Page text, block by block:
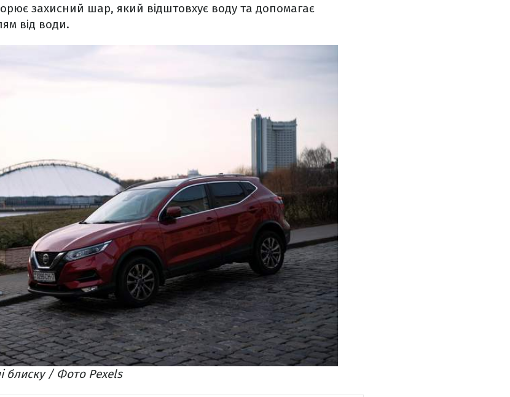
захисний шар, який відштовхує воду та допомагає
від води.
блиску / Фото Pexels